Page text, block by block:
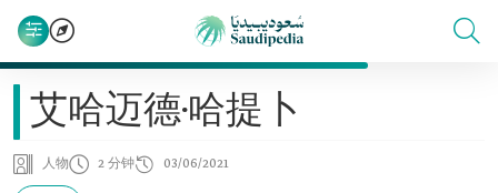
艾哈迈德·哈提卜
人物 2 分钟 03/06/2021